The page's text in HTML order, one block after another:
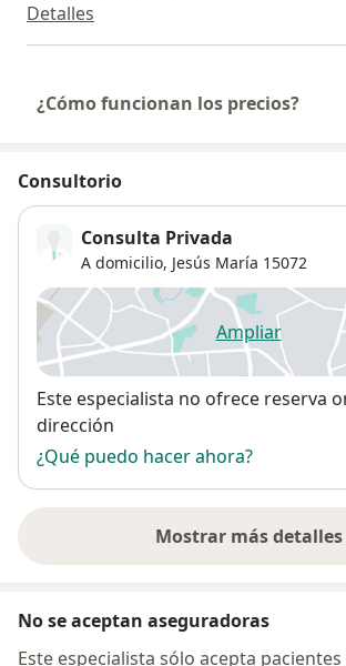
Detalles
¿Cómo funcionan los precios?
Consultorio
Consulta Privada
A domicilio, Jesús María 15072
Ampliarse abre en
Disponibilidad
Este especialista no ofrece reserva
dirección
¿Qué puedo hacer ahora?
Mostrar más detalles
sobre la
No se aceptan aseguradoras
Este especialista sólo acepta